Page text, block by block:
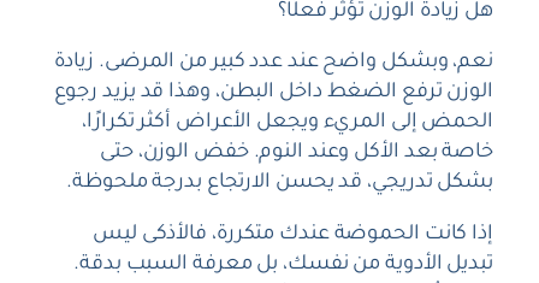
هل زيادة الوزن تؤثر فعلًا؟
نعم، وبشكل واضح عند عدد كبير من المرضى. زيادة
الوزن ترفع الضغط داخل البطن، وهذا قد يزيد رجوع
الحمض إلى المريء ويجعل الأعراض أكثر تكرارًا،
خاصة بعد الأكل وعند النوم. خفض الوزن، حتى
بشكل تدريجي، قد يحسن الارتجاع بدرجة ملحوظة.
إذا كانت الحموضة عندك متكررة، فالأذكى ليس
تبديل الأدوية من نفسك، بل معرفة السبب بدقة.